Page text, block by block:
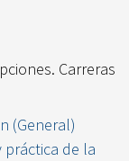
Carreras
(General)
práctica de la